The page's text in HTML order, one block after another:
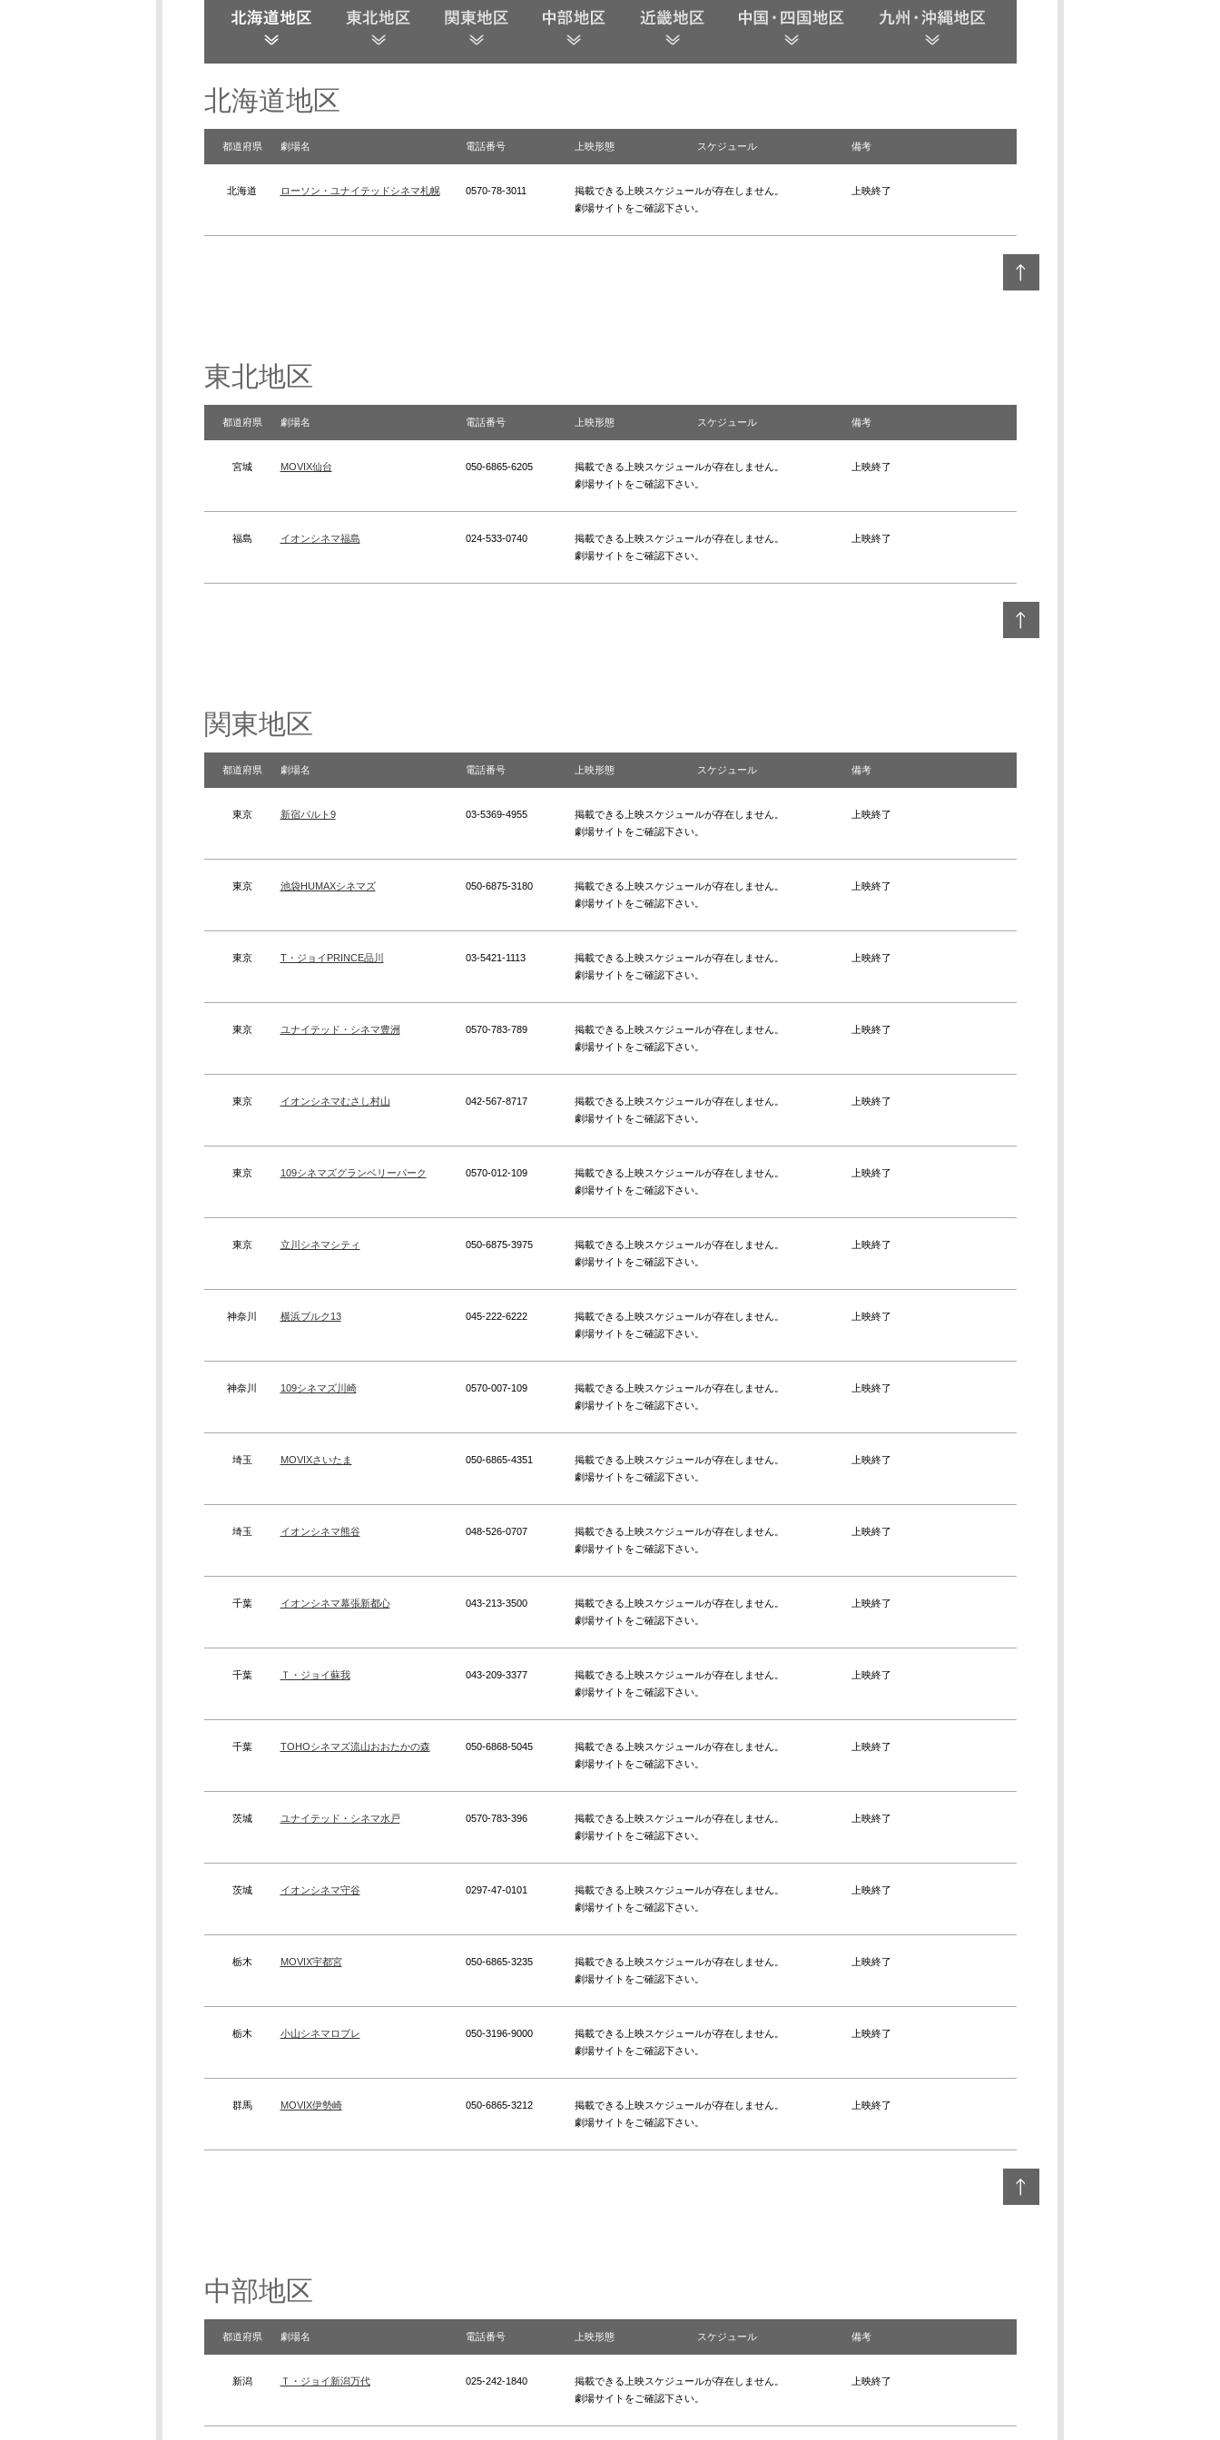
北海道地区
都道府県 劇場名 電話番号 上映形態 スケジュール 備考
北海道 ローソン・ユナイテッドシネマ札幌 0570-78-3011
掲載できる上映スケジュールが存在しません。
劇場サイトをご確認下さい。
上映終了
東北地区
都道府県 劇場名 電話番号 上映形態 スケジュール 備考
宮城 MOVIX仙台 050-6865-6205
掲載できる上映スケジュールが存在しません。
劇場サイトをご確認下さい。
上映終了
福島 イオンシネマ福島 024-533-0740
掲載できる上映スケジュールが存在しません。
劇場サイトをご確認下さい。
上映終了
関東地区
都道府県 劇場名 電話番号 上映形態 スケジュール 備考
東京 新宿バルト9 03-5369-4955
掲載できる上映スケジュールが存在しません。
劇場サイトをご確認下さい。
上映終了
東京 池袋HUMAXシネマズ 050-6875-3180
掲載できる上映スケジュールが存在しません。
劇場サイトをご確認下さい。
上映終了
東京 T・ジョイPRINCE品川 03-5421-1113
掲載できる上映スケジュールが存在しません。
劇場サイトをご確認下さい。
上映終了
東京 ユナイテッド・シネマ豊洲 0570-783-789
掲載できる上映スケジュールが存在しません。
劇場サイトをご確認下さい。
上映終了
東京 イオンシネマむさし村山 042-567-8717
掲載できる上映スケジュールが存在しません。
劇場サイトをご確認下さい。
上映終了
東京 109シネマズグランベリーパーク 0570-012-109
掲載できる上映スケジュールが存在しません。
劇場サイトをご確認下さい。
上映終了
東京 立川シネマシティ 050-6875-3975
掲載できる上映スケジュールが存在しません。
劇場サイトをご確認下さい。
上映終了
神奈川 横浜ブルク13 045-222-6222
掲載できる上映スケジュールが存在しません。
劇場サイトをご確認下さい。
上映終了
神奈川 109シネマズ川崎 0570-007-109
掲載できる上映スケジュールが存在しません。
劇場サイトをご確認下さい。
上映終了
埼玉 MOVIXさいたま 050-6865-4351
掲載できる上映スケジュールが存在しません。
劇場サイトをご確認下さい。
上映終了
埼玉 イオンシネマ熊谷 048-526-0707
掲載できる上映スケジュールが存在しません。
劇場サイトをご確認下さい。
上映終了
千葉 イオンシネマ幕張新都心 043-213-3500
掲載できる上映スケジュールが存在しません。
劇場サイトをご確認下さい。
上映終了
千葉 Ｔ・ジョイ蘇我 043-209-3377
掲載できる上映スケジュールが存在しません。
劇場サイトをご確認下さい。
上映終了
千葉 TOHOシネマズ流山おおたかの森 050-6868-5045
掲載できる上映スケジュールが存在しません。
劇場サイトをご確認下さい。
上映終了
茨城 ユナイテッド・シネマ水戸 0570-783-396
掲載できる上映スケジュールが存在しません。
劇場サイトをご確認下さい。
上映終了
茨城 イオンシネマ守谷 0297-47-0101
掲載できる上映スケジュールが存在しません。
劇場サイトをご確認下さい。
上映終了
栃木 MOVIX宇都宮 050-6865-3235
掲載できる上映スケジュールが存在しません。
劇場サイトをご確認下さい。
上映終了
栃木 小山シネマロブレ 050-3196-9000
掲載できる上映スケジュールが存在しません。
劇場サイトをご確認下さい。
上映終了
群馬 MOVIX伊勢崎 050-6865-3212
掲載できる上映スケジュールが存在しません。
劇場サイトをご確認下さい。
上映終了
中部地区
都道府県 劇場名 電話番号 上映形態 スケジュール 備考
新潟 Ｔ・ジョイ新潟万代 025-242-1840
掲載できる上映スケジュールが存在しません。
劇場サイトをご確認下さい。
上映終了